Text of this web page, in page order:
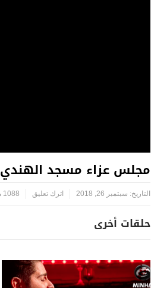
مجلس عزاء مسجد الهندي ١٤٤٠ هـ – النجف الأشرف || الليلة السابعة ( المحاضرة ) – الشيخ جعفر الدجيلي
التاريخ: سبتمبر 26, 2018 اترك تعليق 1088 مشاهدة
حلقات أخرى